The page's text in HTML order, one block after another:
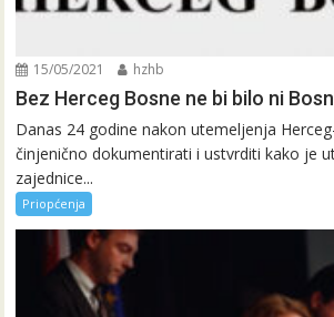
15/05/2021 hzhb
Bez Herceg Bosne ne bi bilo ni
Danas 24 godine nakon utemeljenja
činjenično dokumentirati i ustvrditi kako je
zajednice...
Priopćenja